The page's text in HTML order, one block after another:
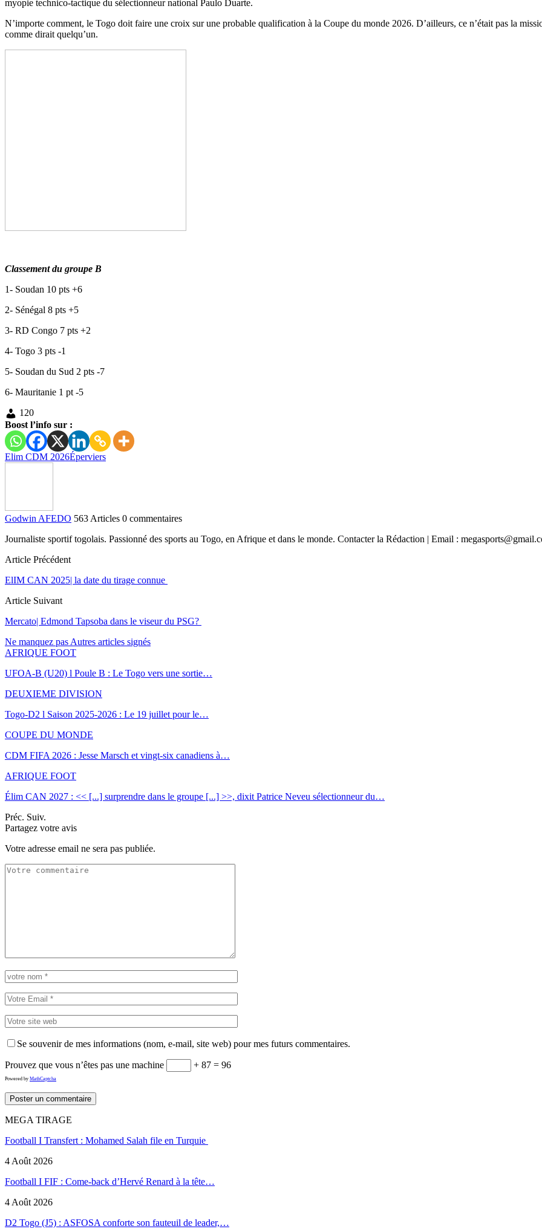
myopie technico-tactique du sélectionneur national Paulo Duarte.
N’importe comment, le Togo doit faire une croix sur une probable qualification à la Coupe du monde 2026. D’ailleurs, ce n’était pas la
comme dirait quelqu’un.
Classement du groupe B
1- Soudan 10 pts +6
2- Sénégal 8 pts +5
3- RD Congo 7 pts +2
4- Togo 3 pts -1
5- Soudan du Sud 2 pts -7
6- Mauritanie 1 pt -5
120
Boost l’info sur :
Elim CDM 2026Éperviers
Godwin AFEDO 563 Articles 0 commentaires
Journaliste sportif togolais. Passionné des sports au Togo, en Afrique et dans le monde. Contacter la Rédaction | Email :
Article Précédent
ElIM CAN 2025| la date du tirage connue
Article Suivant
Mercato| Edmond Tapsoba dans le viseur du PSG?
Ne manquez pas Autres articles signés
AFRIQUE FOOT
UFOA-B (U20) l Poule B : Le Togo vers une sortie…
DEUXIEME DIVISION
Togo-D2 l Saison 2025-2026 : Le 19 juillet pour le…
COUPE DU MONDE
CDM FIFA 2026 : Jesse Marsch et vingt-six canadiens à…
AFRIQUE FOOT
Élim CAN 2027 : << [...] surprendre dans le groupe [...] >>, dixit Patrice Neveu sélectionneur du…
Préc. Suiv.
Partagez votre avis
Votre adresse email ne sera pas publiée.
Se souvenir de mes informations (nom, e-mail, site web) pour mes futurs commentaires.
Prouvez que vous n’êtes pas une machine + 87 = 96
Powered by MathCaptcha
MEGA TIRAGE
Football I Transfert : Mohamed Salah file en Turquie
4 Août 2026
Football I FIF : Come-back d’Hervé Renard à la tête…
4 Août 2026
D2 Togo (J5) : ASFOSA conforte son fauteuil de leader,…